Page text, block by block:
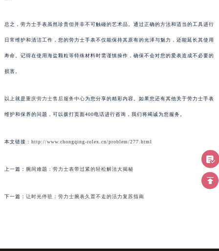
总之，劳力士手表虽然珍贵但并非不可触碰的艺术品。通过正确的方法和适当的工具进行
日常维护和清洁工作，您的劳力士手表不仅能保持其原有的光泽与魅力，还能延长其使用
寿命。记得在使用海盐颗粒等特殊材料时需谨慎操作，确保不会对您的爱表造成不必要的
损害。
以上就是重庆劳力士售后服务中心为您分享的精彩内容。如果您还有其他关于劳力士手表
维护和保养的问题，可以拨打页面400电话进行咨询，我们将竭诚为您服务。
本文链接： http://www.chongqing-rolex.cn/problem/277.html
上一篇： 腕间难题：劳力士表带过紧的轻松解法大揭秘
下一篇： 让时光停驻：劳力士腕表久置不走的活力复苏指南